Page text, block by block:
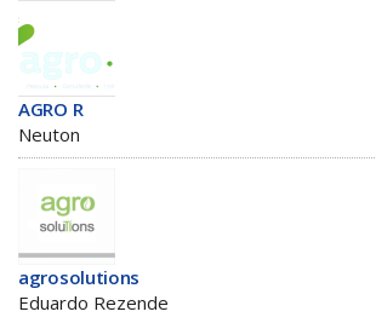
AGRO R
Neuton
agrosolutions
Eduardo Rezende